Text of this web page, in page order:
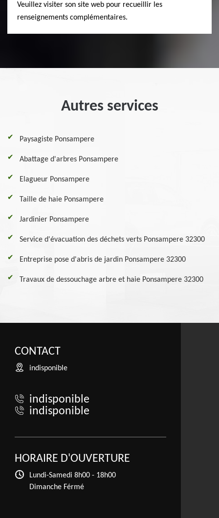
Veuillez visiter son site web pour recueillir les
renseignements complémentaires.
Autres services
Paysagiste Ponsampere
Abattage d'arbres Ponsampere
Elagueur Ponsampere
Taille de haie Ponsampere
Jardinier Ponsampere
Service d'évacuation des déchets verts Ponsampere 32300
Entreprise pose d'abris de jardin Ponsampere 32300
Travaux de dessouchage arbre et haie Ponsampere 32300
CONTACT
indisponible
indisponible
indisponible
HORAIRE D'OUVERTURE
Lundi-Samedi 8h00 - 18h00
Dimanche Férmé